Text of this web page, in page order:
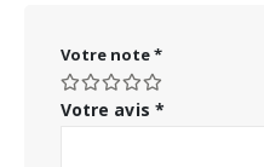
Votre note*
Votre avis *